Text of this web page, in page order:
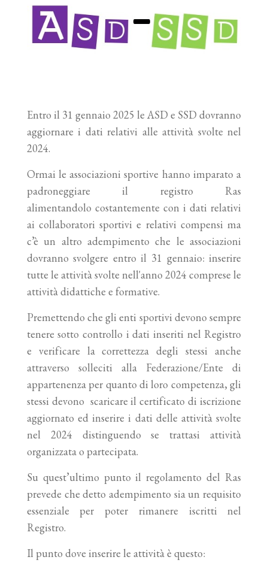
Entro il 31 gennaio 2025 le ASD e SSD dovranno
aggiornare i dati relativi alle attività svolte nel
2024.
Ormai le associazioni sportive hanno imparato a
padroneggiare il registro Ras
alimentandolo costantemente con i dati relativi
ai collaboratori sportivi e relativi compensi ma
c’è un altro adempimento che le associazioni
dovranno svolgere entro il 31 gennaio: inserire
tutte le attività svolte nell'anno 2024 comprese le
attività didattiche e formative.
Premettendo che gli enti sportivi devono sempre
tenere sotto controllo i dati inseriti nel Registro
e verificare la correttezza degli stessi anche
attraverso solleciti alla Federazione/Ente di
appartenenza per quanto di loro competenza, gli
stessi devono scaricare il certificato di iscrizione
aggiornato ed inserire i dati delle attività svolte
nel 2024 distinguendo se trattasi attività
organizzata o partecipata.
Su quest’ultimo punto il regolamento del Ras
prevede che detto adempimento sia un requisito
essenziale per poter rimanere iscritti nel
Registro.
Il punto dove inserire le attività è questo: